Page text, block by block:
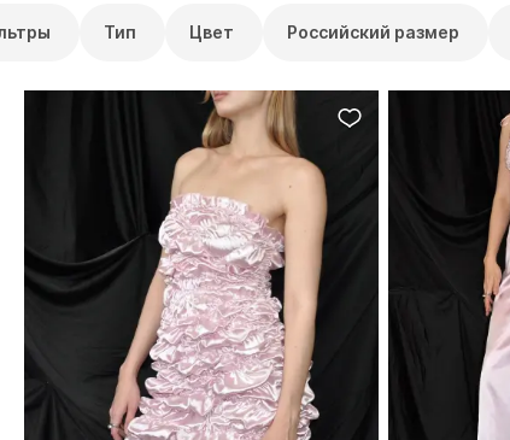
Тип Цвет Российский размер